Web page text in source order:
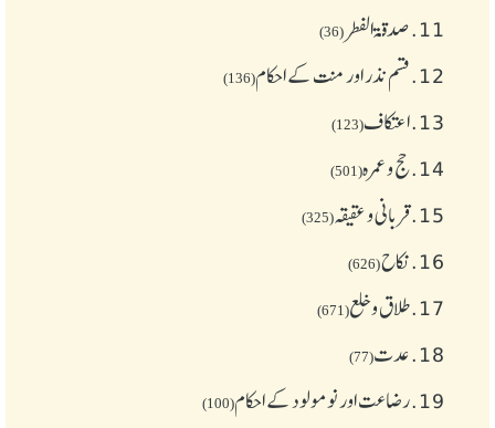
11. صدقۃ الفطر (36)
12. قسم نذر اور منت کے احکام(136)
13. اعتکاف(123)
14. حج و عمرہ(501)
15. قربانی و عقیقہ(325)
16. نکاح(626)
17. طلاق و خلع(671)
18. عدت(77)
19. رضاعت اور نومولود کے احکام(100)